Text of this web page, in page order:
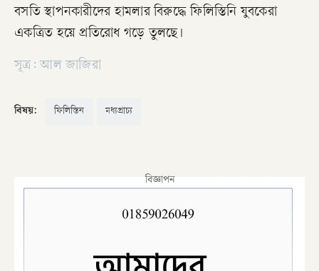
বসতি স্থাপনকারীদের হামলার বিরুদ্ধে ফিলিস্তিনি যুবকেরা
একত্রিত হয়ে প্রতিরোধ গড়ে তুলছে।
সূত্র: আল জাজিরা
বিষয়: ফিলিস্তিন মধ্যপ্রাচ্য
বিজ্ঞাপন